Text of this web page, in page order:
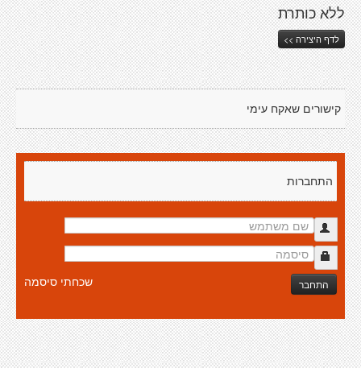
ללא כותרת
לדף היצירה >>
קישורים שאקח עימי
התחברות
התחבר שכחתי סיסמה